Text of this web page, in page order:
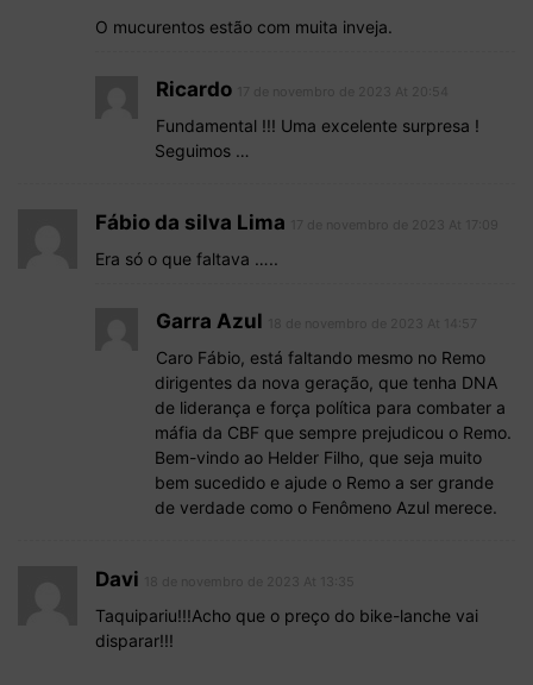
O mucurentos estão com muita inveja.
Ricardo
Fundamental !!! Uma excelente surpresa !
Seguimos …
Fábio da silva Lima
Era só o que faltava …..
Garra Azul
Caro Fábio, está faltando mesmo no Remo
dirigentes da nova geração, que tenha DNA
de liderança e força política para combater a
máfia da CBF que sempre prejudicou o Remo.
Bem-vindo ao Helder Filho, que seja muito
bem sucedido e ajude o Remo a ser grande
de verdade como o Fenômeno Azul merece.
Davi
Taquipariu!!!Acho que o preço do bike-lanche vai
disparar!!!